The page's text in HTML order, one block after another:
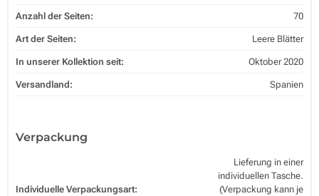
Anzahl der Seiten: 70
Art der Seiten: Leere Blätter
In unserer Kollektion seit: Oktober 2020
Versandland: Spanien
Verpackung
Individuelle Verpackungsart:
Lieferung in einer
individuellen Tasche.
(Verpackung kann je